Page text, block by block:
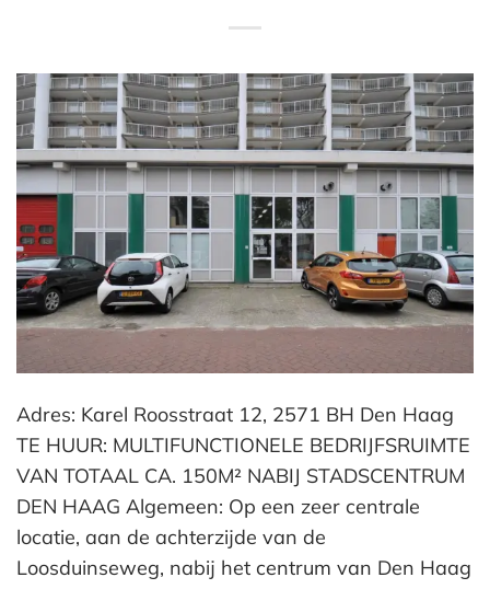
Adres: Karel Roosstraat 12, 2571 BH Den Haag
TE HUUR: MULTIFUNCTIONELE BEDRIJFSRUIMTE
VAN TOTAAL CA. 150M² NABIJ STADSCENTRUM
DEN HAAG Algemeen: Op een zeer centrale
locatie, aan de achterzijde van de
Loosduinseweg, nabij het centrum van Den Haag